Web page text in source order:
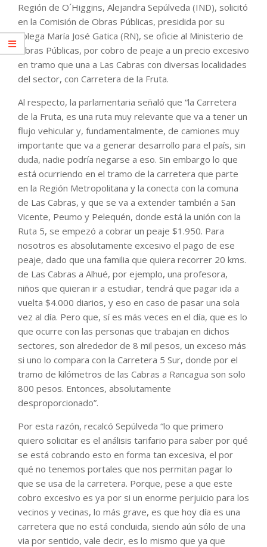
Región de O´Higgins, Alejandra Sepúlveda (IND), solicitó
en la Comisión de Obras Públicas, presidida por su
colega María José Gatica (RN), se oficie al Ministerio de
Obras Públicas, por cobro de peaje a un precio excesivo
en tramo que una a Las Cabras con diversas localidades
del sector, con Carretera de la Fruta.
Al respecto, la parlamentaria señaló que “la Carretera
de la Fruta, es una ruta muy relevante que va a tener un
flujo vehicular y, fundamentalmente, de camiones muy
importante que va a generar desarrollo para el país, sin
duda, nadie podría negarse a eso. Sin embargo lo que
está ocurriendo en el tramo de la carretera que parte
en la Región Metropolitana y la conecta con la comuna
de Las Cabras, y que se va a extender también a San
Vicente, Peumo y Pelequén, donde está la unión con la
Ruta 5, se empezó a cobrar un peaje $1.950. Para
nosotros es absolutamente excesivo el pago de ese
peaje, dado que una familia que quiera recorrer 20 kms.
de Las Cabras a Alhué, por ejemplo, una profesora,
niños que quieran ir a estudiar, tendrá que pagar ida a
vuelta $4.000 diarios, y eso en caso de pasar una sola
vez al día. Pero que, sí es más veces en el día, que es lo
que ocurre con las personas que trabajan en dichos
sectores, son alrededor de 8 mil pesos, un exceso más
si uno lo compara con la Carretera 5 Sur, donde por el
tramo de kilómetros de las Cabras a Rancagua son solo
800 pesos. Entonces, absolutamente
desproporcionado”.
Por esta razón, recalcó Sepúlveda “lo que primero
quiero solicitar es el análisis tarifario para saber por qué
se está cobrando esto en forma tan excesiva, el por
qué no tenemos portales que nos permitan pagar lo
que se usa de la carretera. Porque, pese a que este
cobro excesivo es ya por si un enorme perjuicio para los
vecinos y vecinas, lo más grave, es que hoy día es una
carretera que no está concluida, siendo aún sólo de una
via por sentido, vale decir, es lo mismo que ya que